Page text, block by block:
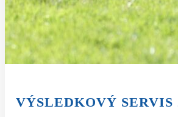
VÝSLEDKOVÝ SERVIS